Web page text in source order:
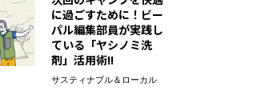
に過ごすために！ビー
パル編集部員が実践し
ている「ヤシノミ洗
剤」活用術!!
サスティナブル＆ローカル